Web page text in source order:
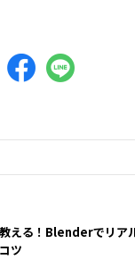
える！Blenderでリア
ツ